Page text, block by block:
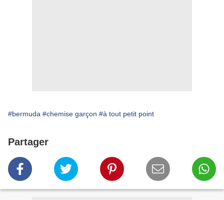
#bermuda #chemise garçon #à tout petit point
Partager